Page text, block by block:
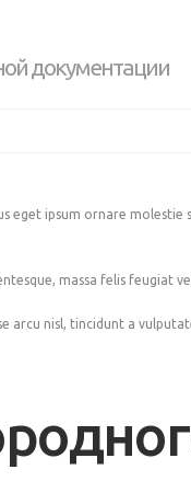
документации
eget ipsum ornare molestie
massa felis feugiat
arcu nisl, tincidunt a